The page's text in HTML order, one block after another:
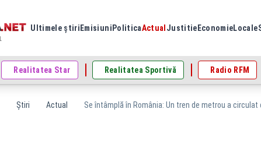
Ultimele știri Emisiuni PoliticaActual Justitie EconomieLocale
Realitatea Star Realitatea Sportivă Radio RFM
Știri Actual Se întâmplă în România: Un tren de metrou a